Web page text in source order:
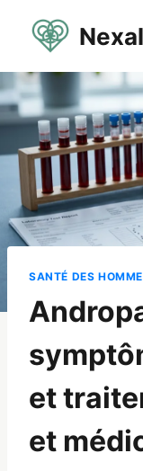
SANTÉ DES
et
et